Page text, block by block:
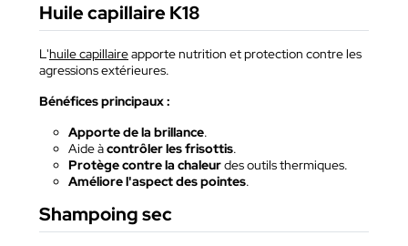
Huile capillaire K18
L'huile capillaireapporte nutrition et protection contre les
agressions extérieures.
Bénéfices principaux :
Apporte de la brillance.
Aide àcontrôler les frisottis.
Protège contre la chaleurdes outils thermiques.
Améliore l'aspect des pointes.
Shampoing sec